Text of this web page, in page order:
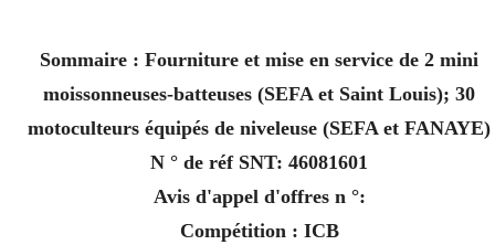
Sommaire : Fourniture et mise en service de 2 mini
moissonneuses-batteuses (SEFA et Saint Louis); 30
motoculteurs équipés de niveleuse (SEFA et FANAYE)
N ° de réf SNT: 46081601
Avis d'appel d'offres n °:
Compétition : ICB